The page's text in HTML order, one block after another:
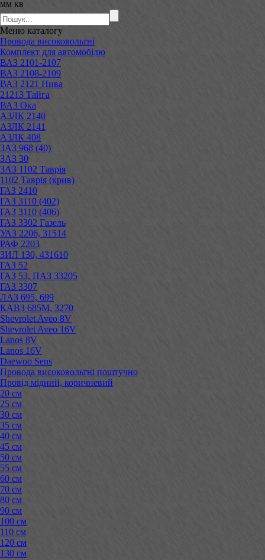
мм кв
Меню каталогу
Провода високовольтні
Комплект для автомобілю
ВАЗ 2101-2107
ВАЗ 2108-2109
ВАЗ 2121 Нива
21213 Тайга
ВАЗ Ока
АЗЛК 2140
АЗЛК 2141
АЗЛК 408
ЗАЗ 968 (40)
ЗАЗ 30
ЗАЗ 1102 Таврія
1102 Таврія (крив)
ГАЗ 2410
ГАЗ 3110 (402)
ГАЗ 3110 (406)
ГАЗ 3302 Газель
УАЗ 2206, 31514
РАФ 2203
ЗИЛ 130, 431610
ГАЗ 52
ГАЗ 53, ПАЗ 33205
ГАЗ 3307
ЛАЗ 695, 699
КАВЗ 685М, 3270
Shevrolet Aveo 8V
Shevrolet Aveo 16V
Lanos 8V
Lanos 16V
Daewoo Sens
Провода високовольтні поштучно
Провід мідний, коричневий
20 см
25 см
30 см
35 см
40 см
45 см
50 см
55 см
60 см
70 см
80 см
90 см
100 см
110 см
120 см
130 см